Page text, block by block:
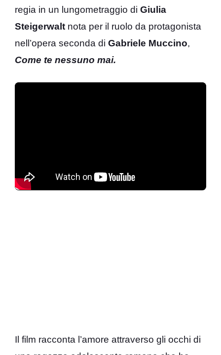
regia in un lungometraggio di Giulia
Steigerwalt nota per il ruolo da protagonista
nell’opera seconda di Gabriele Muccino,
Come te nessuno mai.
Il film racconta l’amore attraverso gli occhi di